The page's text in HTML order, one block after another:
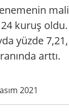
24 kuruş
yüzde
arttı.
2021